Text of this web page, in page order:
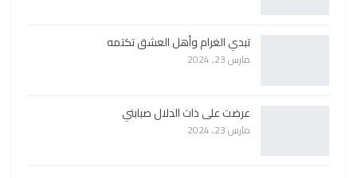
تبدي الغرام وأهل العشق تكتمه
مارس 23, 2024
عرضت على ذات الدلال صبابتي
مارس 23, 2024